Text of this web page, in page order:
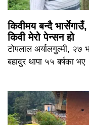
किवीमय बन्दै
किवी मेरो पेन्सन हो
टोपलाल अर्यालगुल्मी, २७
बहादुर थापा ५५ बर्षका भए